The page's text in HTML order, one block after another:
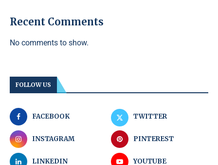
Recent Comments
No comments to show.
FOLLOW US
FACEBOOK TWITTER
INSTAGRAM PINTEREST
LINKEDIN YOUTUBE